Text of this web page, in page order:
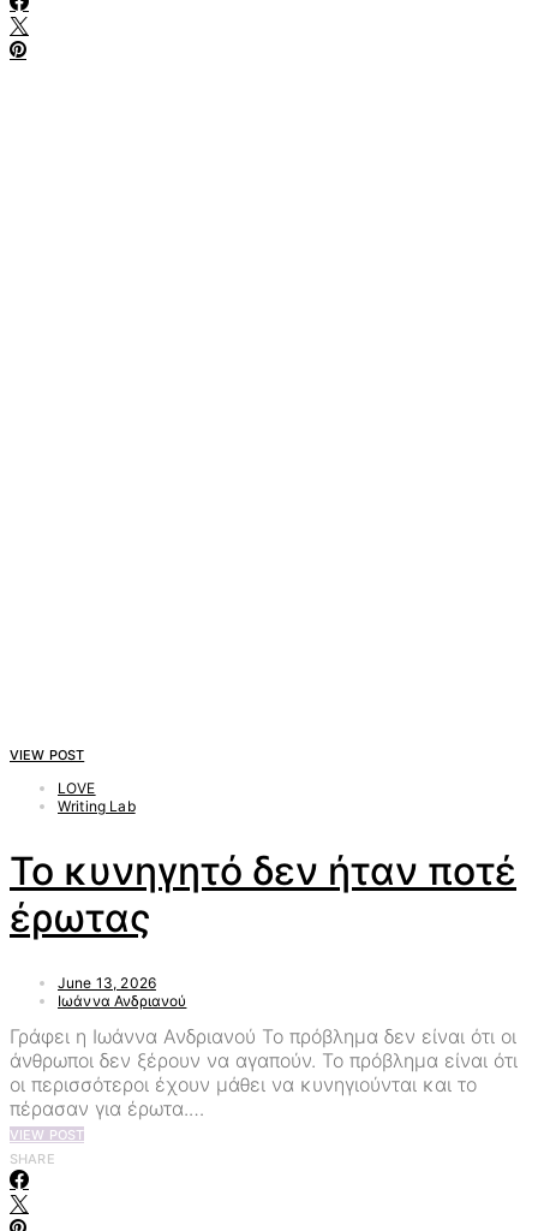
VIEW POST
LOVE
Writing Lab
Το κυνηγητό δεν ήταν ποτέ
έρωτας
June 13, 2026
Ιωάννα Ανδριανού
Γράφει η Ιωάννα Ανδριανού Το πρόβλημα δεν είναι ότι οι
άνθρωποι δεν ξέρουν να αγαπούν. Το πρόβλημα είναι ότι
οι περισσότεροι έχουν μάθει να κυνηγιούνται και το
πέρασαν για έρωτα.…
VIEW POST
SHARE